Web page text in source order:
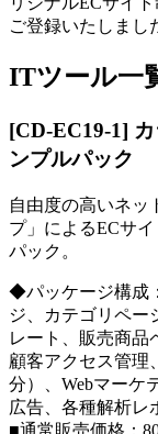
ご登録いたしまし
ITツール一
[CD-EC19-1]
ンプルパック
自由度の高いネッ
プ」によるECサ
パック。
◆パッケージ構成
ジ、カテゴリペー
レート、販売商品
顧客アクセス管理
分）、Webマーケ
広告、各種解析レ
■通常販売価格：